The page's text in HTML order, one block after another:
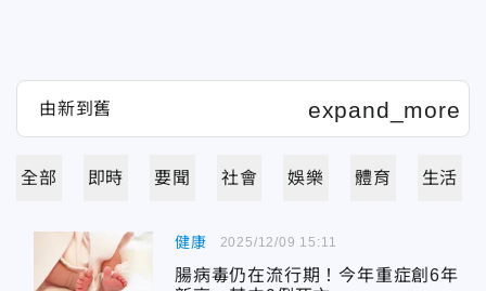
全部 即時 要聞 社會 娛樂 體育 生活
健康
腸病毒仍在流行期！今年重症創6年
2025/12/09 15:11